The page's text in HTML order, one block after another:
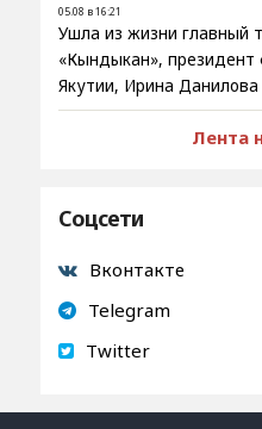
05.08 в 16:21
Ушла из жизни главный
«Кындыкан»,
Якутии, Ирина Данилова
Лента
Соцсети
Вконтакте
Telegram
Twitter